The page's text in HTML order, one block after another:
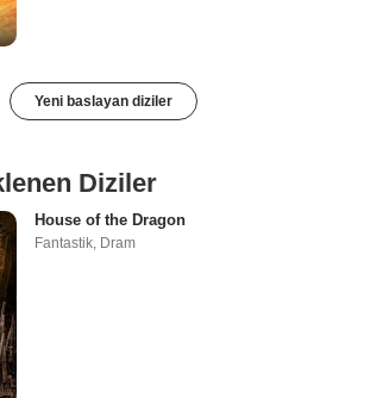
Yeni baslayan diziler
Diziler
House of the Dragon
Fantastik Dram